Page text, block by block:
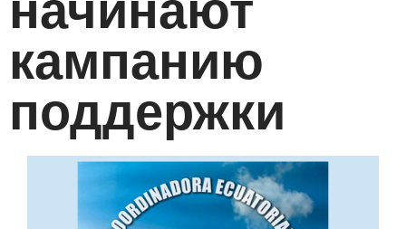
кампанию
поддержки